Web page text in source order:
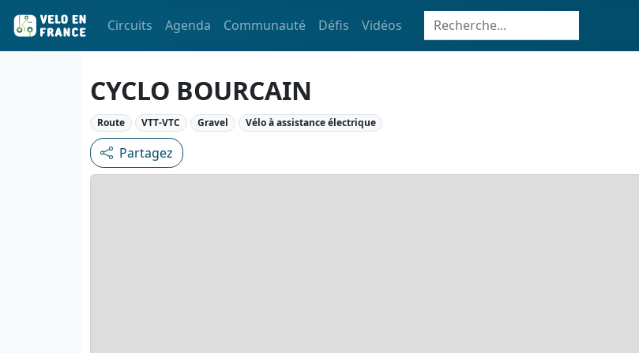
Circuits Agenda Communauté Défis Vidéos
CYCLO BOURCAIN
Route VTT-VTC Gravel Vélo à assistance électrique
Partagez